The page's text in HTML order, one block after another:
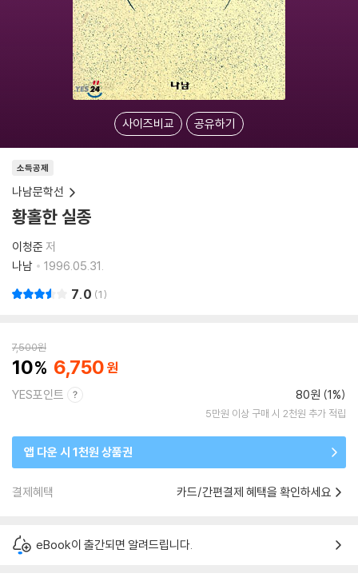
사이즈비교 공유하기
소득공제
나남문학선
황홀한 실종
이청준 저
나남
1996.05.31.
7.0 1
7,500원
10 6,750
YES포인트 80원 (1%)
5만원 이상 구매 시 2천원 추가 적립
앱 다운 시 1천원 상품권
결제혜택 카드/간편결제 혜택을 확인하세요
eBook이 출간되면 알려드립니다.